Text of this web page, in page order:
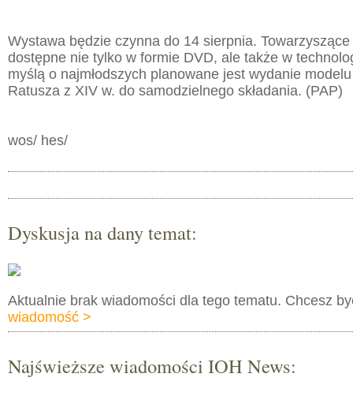
Wystawa będzie czynna do 14 sierpnia.
dostępne nie tylko w formie DVD, ale także w
myślą o najmłodszych planowane jest wydanie
Ratusza z XIV w. do samodzielnego składania. (PAP)
wos/ hes/
Dyskusja na dany temat:
Aktualnie brak wiadomości dla tego tematu. Chcesz
wiadomość >
Najświeższe wiadomości IOH News: